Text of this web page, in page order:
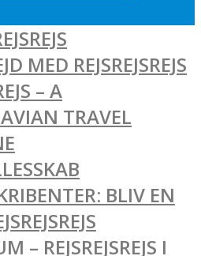
MED REJSREJSREJS
– A
TRAVEL
BLIV EN
– REJSREJSREJS I